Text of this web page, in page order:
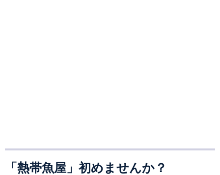
「熱帯魚屋」初めませんか？